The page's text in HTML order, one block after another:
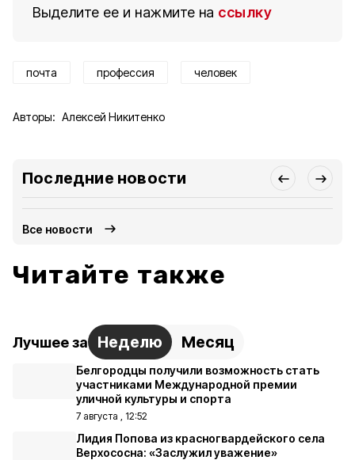
Выделите ее и нажмите на ссылку
почта профессия человек
Авторы: Алексей Никитенко
Последние новости
Все новости
Читайте также
Лучшее за Неделю Месяц
Белгородцы получили возможность стать
участниками Международной премии
уличной культуры и спорта
7 августа , 12:52
Лидия Попова из красногвардейского села
Верхососна: «Заслужил уважение»